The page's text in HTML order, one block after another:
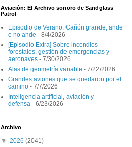
Aviación: El Archivo sonoro de Sandglass
Patrol
Episodio de Verano: Cañón grande, ande
o no ande - 8/4/2026
[Episodio Extra] Sobre incendios
forestales, gestión de emergencias y
aeronaves - 7/30/2026
Alas de geometría variable - 7/22/2026
Grandes aviones que se quedaron por el
camino - 7/7/2026
Inteligencia artificial, aviación y
defensa - 6/23/2026
Archivo
▼ 2026 (2041)